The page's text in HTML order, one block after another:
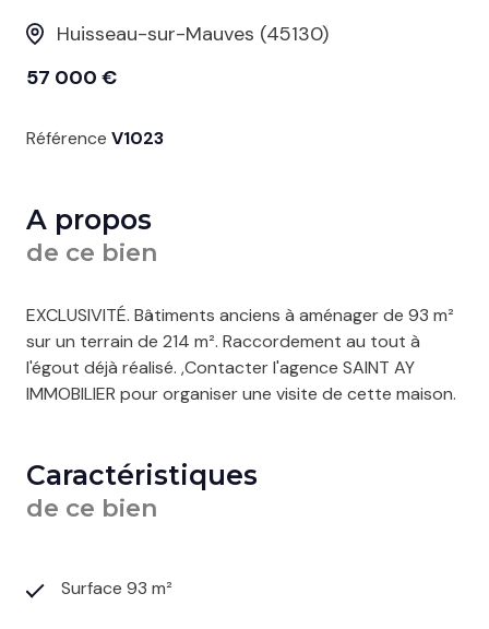
Huisseau-sur-Mauves (45130)
57 000 €
Référence V1023
A propos
de ce bien
EXCLUSIVITÉ. Bâtiments anciens à aménager de 93 m²
sur un terrain de 214 m². Raccordement au tout à
l'égout déjà réalisé. ,Contacter l'agence SAINT AY
IMMOBILIER pour organiser une visite de cette maison.
Caractéristiques
de ce bien
Surface 93 m²